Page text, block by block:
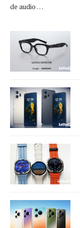
de audio …